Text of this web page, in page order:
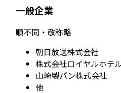
一般企業
順不同・敬称略
朝日放送株式会社
株式会社ロイヤルホテ
山崎製パン株式会社
他